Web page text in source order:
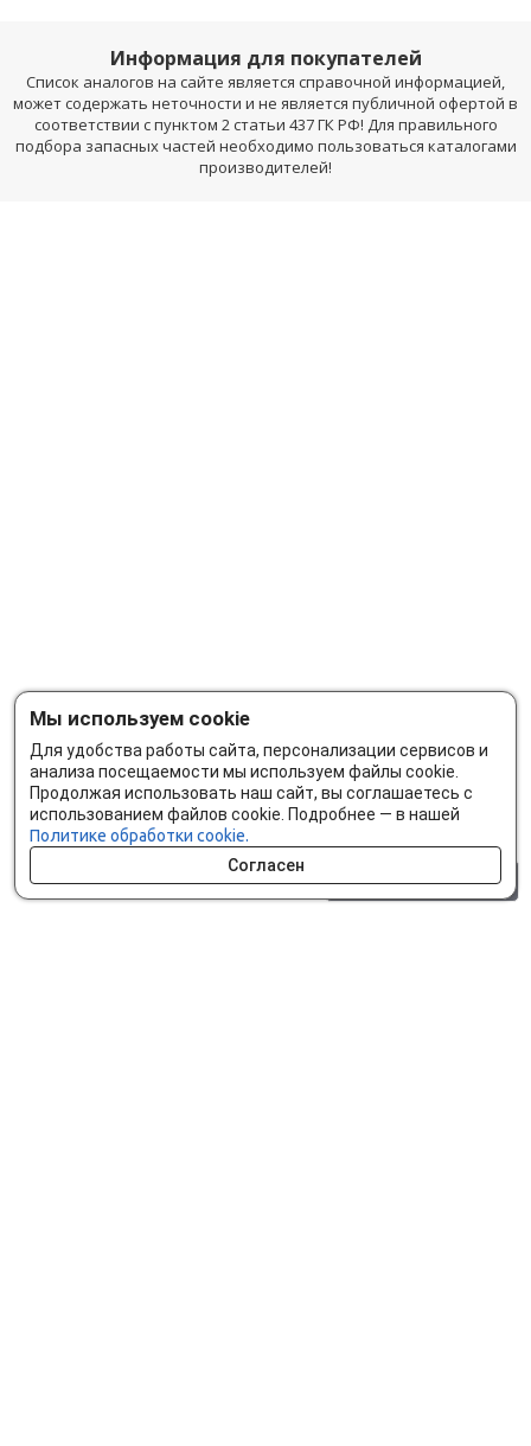
Информация для покупателей
Список аналогов на сайте является справочной информацией,
может содержать неточности и не является публичной офертой в
соответствии с пунктом 2 статьи 437 ГК РФ! Для правильного
подбора запасных частей необходимо пользоваться каталогами
производителей!
Мы используем cookie
Для удобства работы сайта, персонализации сервисов и
анализа посещаемости мы используем файлы cookie.
Продолжая использовать наш сайт, вы соглашаетесь с
использованием файлов cookie. Подробнее — в нашей
Политике обработки cookie.
Согласен